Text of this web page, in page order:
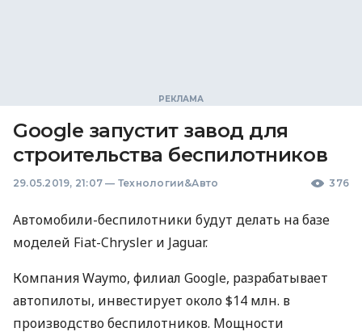
Google запустит завод для
строительства беспилотников
29.05.2019, 21:07 — Технологии&Авто 376
Автомобили-беспилотники будут делать на базе
моделей Fiat-Chrysler и Jaguar.
Компания Waymo, филиал Google, разрабатывает
автопилоты, инвестирует около $14 млн. в
производство беспилотников. Мощности